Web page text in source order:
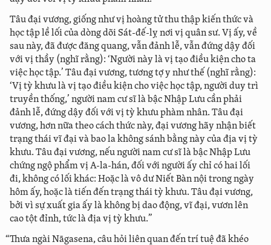
Tâu đại vương, giống như vị hoàng tử thu thập kiến thức và
học tập lề lối của dòng dõi Sát-đế-lỵ nơi vị quân sư. Vị ấy, về
sau này, đã được đăng quang, vẫn đảnh lễ, vẫn đứng dậy đối
với vị thầy (nghĩ rằng): ‘Người này là vị tạo điều kiện cho ta
việc học tập.’ Tâu đại vương, tương tợ y như thế (nghĩ rằng):
‘Vị tỳ khưu là vị tạo điều kiện cho việc học tập, người duy trì
truyền thống,’ người nam cư sĩ là bậc Nhập Lưu cần phải
đảnh lễ, đứng dậy đối với vị tỳ khưu phàm nhân. Tâu đại
vương, hơn nữa theo cách thức này, đại vương hãy nhận biết
trạng thái vĩ đại và bao la không sánh bằng này của địa vị tỳ
khưu. Tâu đại vương, nếu người nam cư sĩ là bậc Nhập Lưu
chứng ngộ phẩm vị A-la-hán, đối với người ấy chỉ có hai lối
đi, không có lối khác: Hoặc là vô dư Niết Bàn nội trong ngày
hôm ấy, hoặc là tiến đến trạng thái tỳ khưu. Tâu đại vương,
bởi vì sự xuất gia ấy là không bị dao động, vĩ đại, vươn lên
cao tột đỉnh, tức là địa vị tỳ khưu.”
“Thưa ngài Nāgasena, câu hỏi liên quan đến trí tuệ đã khéo